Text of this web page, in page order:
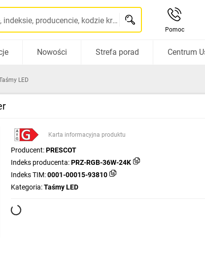
Szukaj po nazwie, indeksie, producencie, kodzie kreskowym...
Pomoc
Nowości Strefa porad Centrum
LED
Karta informacyjna produktu
Producent:PRESCOT
Indeks producenta:PRZ-RGB-36W-24K
Indeks TIM:0001-00015-93810
Kategoria:Taśmy LED